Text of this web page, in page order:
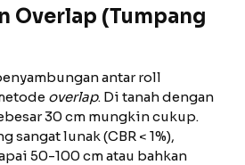
Overlap (Tumpang
antar roll
overlap. Di tanah dengan
30 cm mungkin cukup.
sangat lunak (CBR < 1%),
50-100 cm atau bahkan